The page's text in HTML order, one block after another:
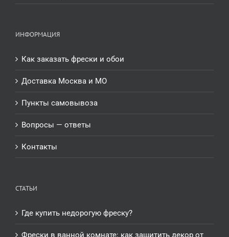
ИНФОРМАЦИЯ
Как заказать фрески и обои
Доставка Москва и МО
Пункты самовывоза
Вопросы — ответы
Контакты
СТАТЬИ
Где купить недорогую фреску?
Фрески в ванной комнате: как защитить декор от